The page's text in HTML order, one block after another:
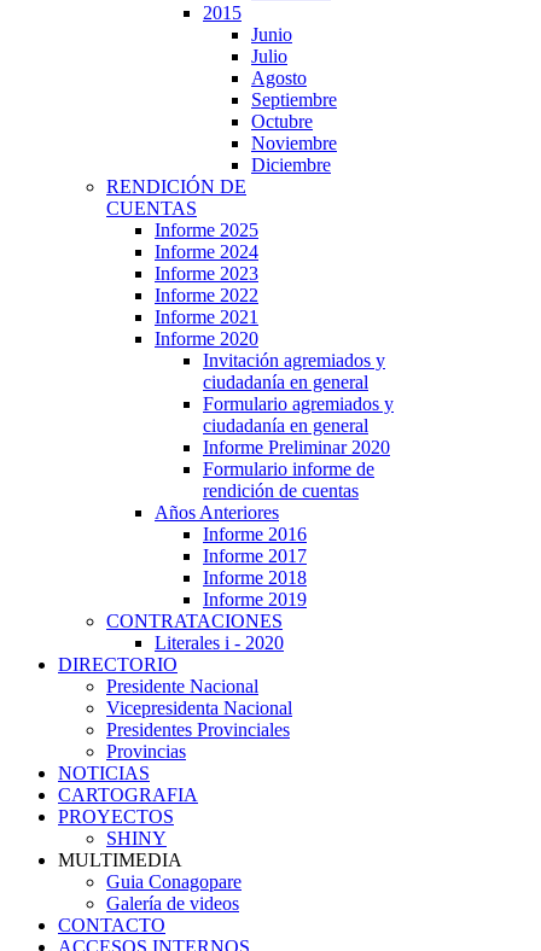
2015
Junio
Julio
Agosto
Septiembre
Octubre
Noviembre
Diciembre
RENDICIÓN DE
CUENTAS
Informe 2025
Informe 2024
Informe 2023
Informe 2022
Informe 2021
Informe 2020
Invitación agremiados y
ciudadanía en general
Formulario agremiados y
ciudadanía en general
Informe Preliminar 2020
Formulario informe de
rendición de cuentas
Años Anteriores
Informe 2016
Informe 2017
Informe 2018
Informe 2019
CONTRATACIONES
Literales i - 2020
DIRECTORIO
Presidente Nacional
Vicepresidenta Nacional
Presidentes Provinciales
Provincias
NOTICIAS
CARTOGRAFIA
PROYECTOS
SHINY
MULTIMEDIA
Guia Conagopare
Galería de videos
CONTACTO
ACCESOS INTERNOS